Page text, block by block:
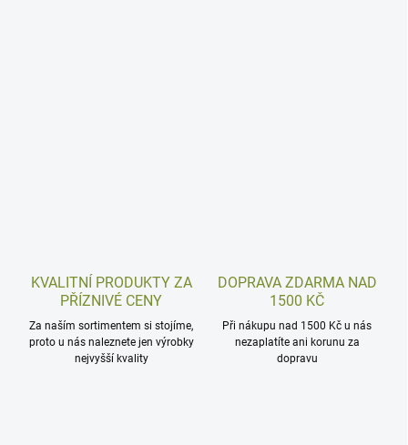
KVALITNÍ PRODUKTY ZA
PŘÍZNIVÉ CENY
Za naším sortimentem si stojíme,
proto u nás naleznete jen výrobky
nejvyšší kvality
DOPRAVA ZDARMA NAD
1500 KČ
Při nákupu nad 1500 Kč u nás
nezaplatíte ani korunu za
dopravu